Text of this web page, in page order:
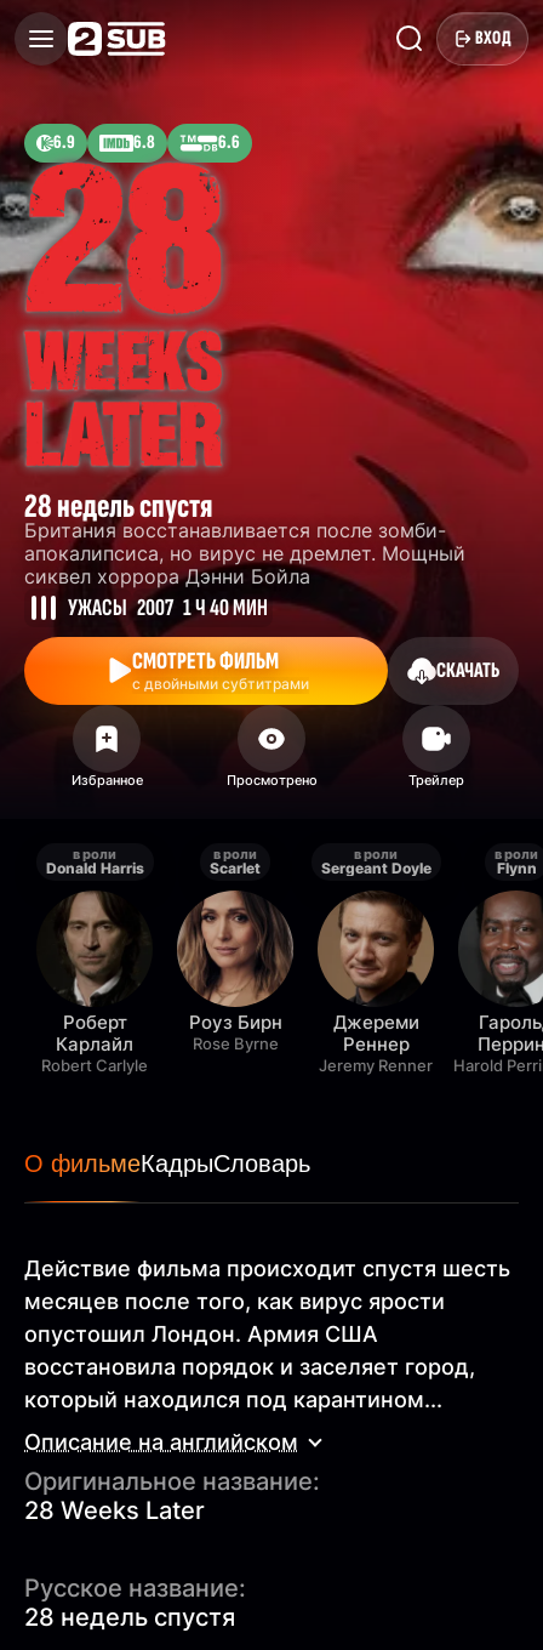
ВХОД
6.9 6.8 6.6
28 недель спустя
Британия восстанавливается после зомби-
апокалипсиса, но вирус не дремлет. Мощный
сиквел хоррора Дэнни Бойла
УЖАСЫ 2007 1 Ч 40 МИН
СМОТРЕТЬ ФИЛЬМ
с двойными субтитрами
СКАЧАТЬ
в роли
Donald Harris
Роберт
Карлайл
Robert Carlyle
в роли
Scarlet
Роуз Бирн
Rose Byrne
в роли
Sergeant Doyle
Джереми
Реннер
Jeremy Renner
в роли
Flynn
Harold
О фильмеКадрыСловарь
Действие фильма происходит спустя шесть
месяцев после того, как вирус ярости
опустошил Лондон. Армия США
восстановила порядок и заселяет город,
который находился под карантином...
Описание на английском
Оригинальное название:
28 Weeks Later
Русское название:
28 недель спустя